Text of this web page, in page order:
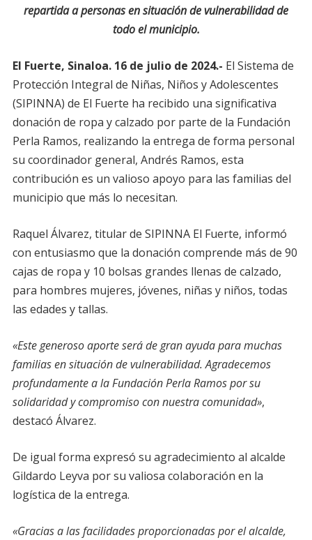
repartida a personas en situación de vulnerabilidad de
todo el municipio.
El Fuerte, Sinaloa. 16 de julio de 2024.- El Sistema de
Protección Integral de Niñas, Niños y Adolescentes
(SIPINNA) de El Fuerte ha recibido una significativa
donación de ropa y calzado por parte de la Fundación
Perla Ramos, realizando la entrega de forma personal
su coordinador general, Andrés Ramos, esta
contribución es un valioso apoyo para las familias del
municipio que más lo necesitan.
Raquel Álvarez, titular de SIPINNA El Fuerte, informó
con entusiasmo que la donación comprende más de 90
cajas de ropa y 10 bolsas grandes llenas de calzado,
para hombres mujeres, jóvenes, niñas y niños, todas
las edades y tallas.
«Este generoso aporte será de gran ayuda para muchas
familias en situación de vulnerabilidad. Agradecemos
profundamente a la Fundación Perla Ramos por su
solidaridad y compromiso con nuestra comunidad»,
destacó Álvarez.
De igual forma expresó su agradecimiento al alcalde
Gildardo Leyva por su valiosa colaboración en la
logística de la entrega.
«Gracias a las facilidades proporcionadas por el alcalde,